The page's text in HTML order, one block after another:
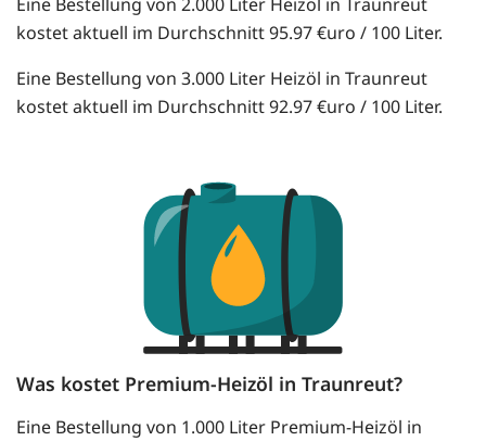
kostet aktuell im Durchschnitt 95.97 €uro / 100 Liter.
Eine Bestellung von 3.000 Liter Heizöl in Traunreut
kostet aktuell im Durchschnitt 92.97 €uro / 100 Liter.
Was kostet Premium-Heizöl in Traunreut?
Eine Bestellung von 1.000 Liter Premium-Heizöl in